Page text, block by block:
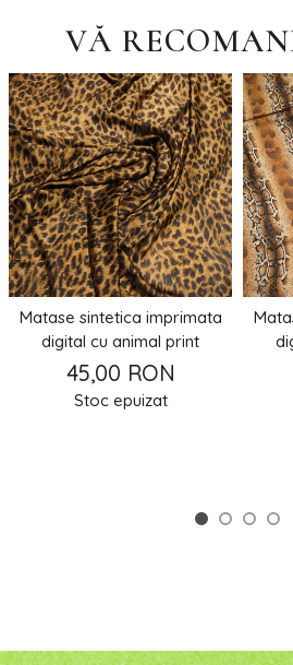
VĂ
Matase sintetica imprimata
digital cu animal print
45,00 RON
Stoc epuizat